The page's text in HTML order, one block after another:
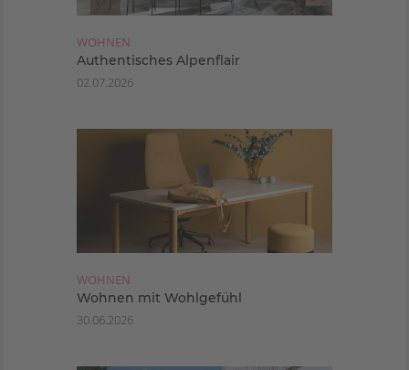
WOHNEN
Authentisches Alpenflair
02.07.2026
WOHNEN
Wohnen mit Wohlgefühl
30.06.2026